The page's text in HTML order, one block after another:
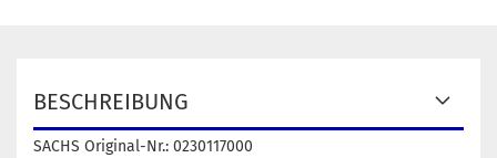
BESCHREIBUNG
SACHS Original-Nr.: 0230117000